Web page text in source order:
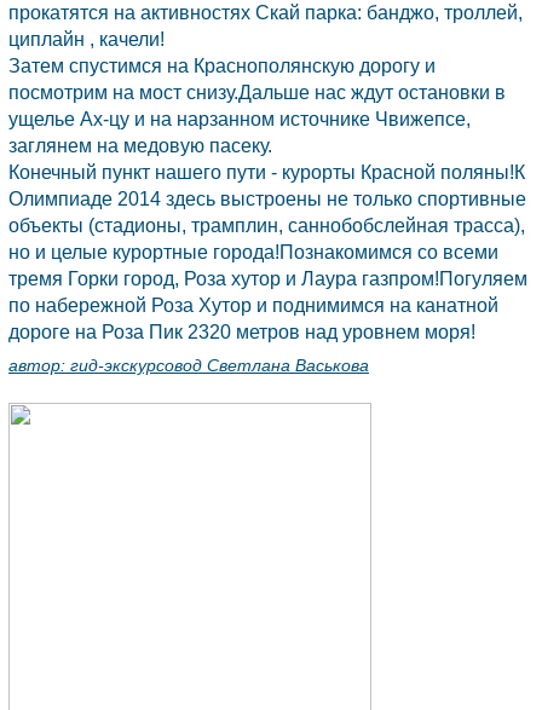
прокатятся на активностях Скай парка: банджо, троллей,
циплайн , качели!
Затем спустимся на Краснополянскую дорогу и
посмотрим на мост снизу.Дальше нас ждут остановки в
ущелье Ах-цу и на нарзанном источнике Чвижепсе,
заглянем на медовую пасеку.
Конечный пункт нашего пути - курорты Красной поляны!К
Олимпиаде 2014 здесь выстроены не только спортивные
объекты (стадионы, трамплин, саннобобслейная трасса),
но и целые курортные города!Познакомимся со всеми
тремя Горки город, Роза хутор и Лаура газпром!Погуляем
по набережной Роза Хутор и поднимимся на канатной
дороге на Роза Пик 2320 метров над уровнем моря!
автор: гид-экскурсовод Светлана Васькова